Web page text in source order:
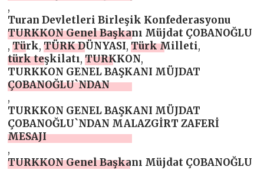
,
Turan Devletleri Birleşik Konfederasyonu
TURKKON Genel Başkanı Müjdat ÇOBANOĞLU
,Türk,TÜRK DÜNYASI,Türk Milleti,
türk teşkilatı,TURKKON,
TURKKON GENEL BAŞKANI MÜJDAT
ÇOBANOĞLU`NDAN
,
TURKKON GENEL BAŞKANI MÜJDAT
ÇOBANOĞLU`NDAN MALAZGİRT ZAFERİ
MESAJI
,
TURKKON Genel Başkanı Müjdat ÇOBANOĞLU